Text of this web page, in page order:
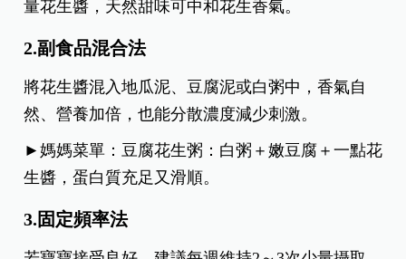
量花生醬，天然甜味可中和花生香氣。
2.副食品混合法
將花生醬混入地瓜泥、豆腐泥或白粥中，香氣自
然、營養加倍，也能分散濃度減少刺激。
►媽媽菜單：豆腐花生粥：白粥＋嫩豆腐＋一點花
生醬，蛋白質充足又滑順。
3.固定頻率法